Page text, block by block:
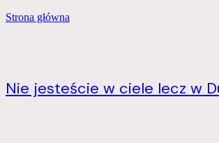
Strona główna
Nie jesteście w ciele lecz w